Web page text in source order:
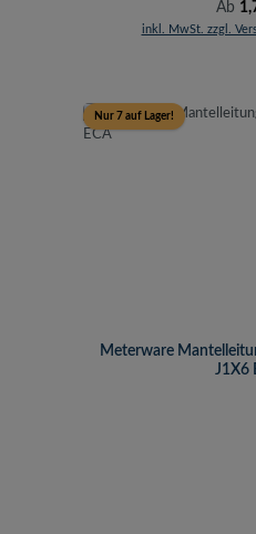
Ab
inkl. MwSt. zzgl.
Nur 7 auf Lager!
Meterware
J1X6